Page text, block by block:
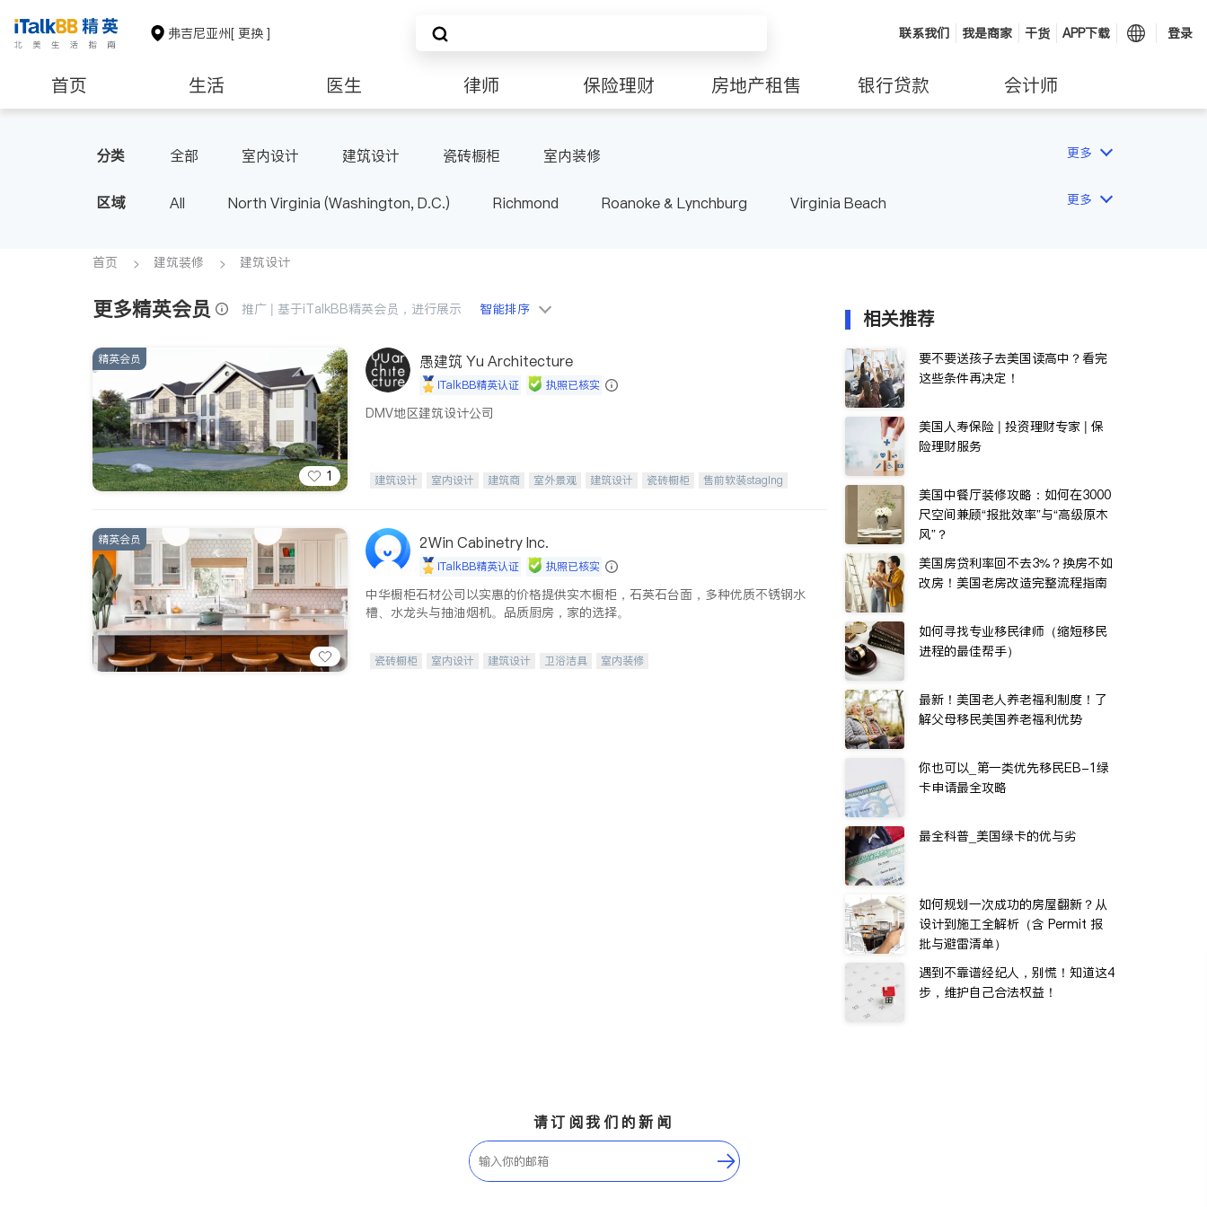
弗吉尼亚州[ 更换 ] 联系我们 我是商家 干货 APP下载 登录
首页 生活 医生 律师 保险理财 房地产租售 银行贷款 会计师
分类 全部 室内设计 建筑设计 瓷砖橱柜 室内装修 更多
区域 All North Virginia (Washington, D.C.) Richmond Roanoke & Lynchburg Virginia Beach 更多
首页 建筑装修 建筑设计
更多精英会员 推广 | 基于iTalkBB精英会员，进行展示 智能排序
1
精英会员 愚建筑 Yu Architecture
iTalkBB精英认证 执照已核实
DMV地区建筑设计公司
建筑设计 室内设计 建筑商 室外景观 建筑设计 瓷砖橱柜
售前软装staging
精英会员 2Win Cabinetry Inc.
iTalkBB精英认证 执照已核实
中华橱柜石材公司以实惠的价格提供实木橱柜，石英石台面，多种优质不锈钢水
槽、水龙头与抽油烟机。品质厨房，家的选择。
瓷砖橱柜 室内设计 建筑设计 卫浴洁具 室内装修
相关推荐
要不要送孩子去美国读高中？看完
这些条件再决定！
美国人寿保险 | 投资理财专家 | 保
险理财服务
美国中餐厅装修攻略：如何在3000
尺空间兼顾“报批效率”与“高级原木
风”？
美国房贷利率回不去3%？换房不如
改房！美国老房改造完整流程指南
如何寻找专业移民律师（缩短移民
进程的最佳帮手）
最新！美国老人养老福利制度！了
解父母移民美国养老福利优势
你也可以_第一类优先移民EB-1绿
卡申请最全攻略
最全科普_美国绿卡的优与劣
如何规划一次成功的房屋翻新？从
设计到施工全解析（含 Permit 报
批与避雷清单）
遇到不靠谱经纪人，别慌！知道这4
步，维护自己合法权益！
请订阅我们的新闻